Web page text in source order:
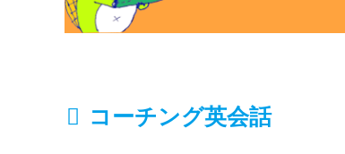
コーチング英会話